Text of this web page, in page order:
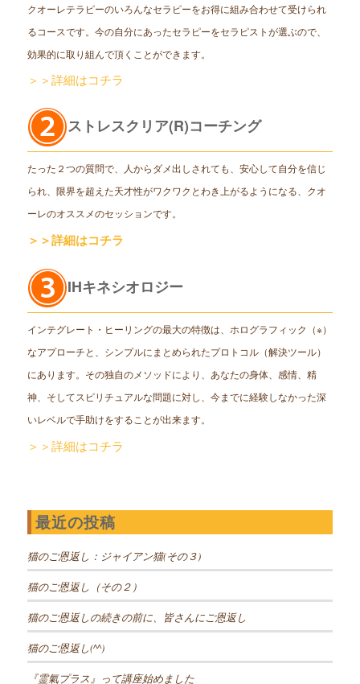
クオーレテラピーのいろんなセラピーをお得に組み合わせて受けられ
るコースです。今の自分にあったセラピーをセラピストが選ぶので、
効果的に取り組んで頂くことができます。
＞＞詳細はコチラ
ストレスクリア(R)コーチング
たった２つの質問で、人からダメ出しされても、安心して自分を信じ
られ、限界を超えた天才性がワクワクとわき上がるようになる、クオ
ーレのオススメのセッションです。
＞＞詳細はコチラ
IHキネシオロジー
インテグレート・ヒーリングの最大の特徴は、ホログラフィック（※）
なアプローチと、シンプルにまとめられたプロトコル（解決ツール）
にあります。その独自のメソッドにより、あなたの身体、感情、精
神、そしてスピリチュアルな問題に対し、今までに経験しなかった深
いレベルで手助けをすることが出来ます。
＞＞詳細はコチラ
最近の投稿
猫のご恩返し：ジャイアン猫(その３)
猫のご恩返し（その２）
猫のご恩返しの続きの前に、皆さんにご恩返し
猫のご恩返し(^^)
『霊氣プラス』って講座始めました